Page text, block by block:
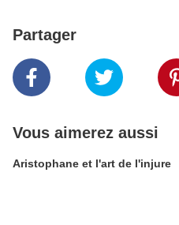
Partager
Vous aimerez aussi
Aristophane et l'art de l'injure